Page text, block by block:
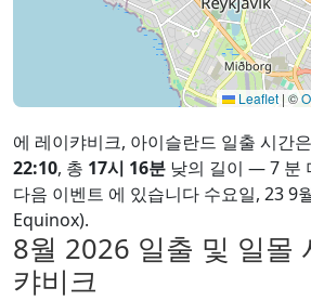
Leaflet | ©
에 레이캬비크, 아이슬란드 일출 시간은
22:10, 총 17시 16분 낮의 길이 — 7 분
다음 이벤트 에 있습니다 수요일, 23 9
Equinox).
8월 2026 일출 및 일몰
캬비크